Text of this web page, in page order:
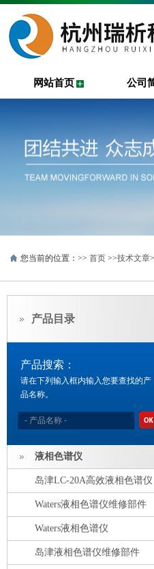
网站首页 公司
您当前的位置：>> 首页 >>技术文章
产品目录
产品搜索：
请在下列输入框内输入您要查找的产
品名称。
液相色谱仪
岛津LC-20A高效液相色谱仪
Waters液相色谱仪维修部件
Waters液相色谱仪
岛津液相色谱仪维修部件